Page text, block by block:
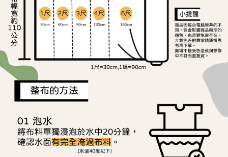
※ 請注意：結帳手續完成當下不需立刻繳費，但若您需要取消訂單，請聯絡
購買商品的店家。未經商家同意取消之訂單仍視為有效，需透過AFTEE先享
後付繳納相關費用。
※ 交易是否成功請以「AFTEE先享後付 」之結帳頁面顯示為準，若有關於
是否繳費成功／繳費後需取消欲退款等相關疑問，請聯繫「AFTEE先享後付
客戶支援中心」 https://netprotections.freshdesk.com/support/home
【注意事項】
１．透過由恩沛科技股份有限公司提供之「AFTEE先享後付」服務完成之交
易，需依本服務之必要範圍內提供個人資料，並將交易相關給付款項請求債
權轉讓予恩沛科技股份有限公司。
https://aftee.tw/terms/#terms3
３．未成年的使用者請事先徵得法定代理人或監護人之同意方可使用
「AFTEE先享後付」，若未經同意申辦者引起之損失，本公司不負相關責
任。
４．使用「AFTEE先享後付」時，將依據個別帳號之用戶狀況，依本公司即
每筆NT$150，滿NT$1,500(含以上)免運費
離島宅配
每筆NT$240